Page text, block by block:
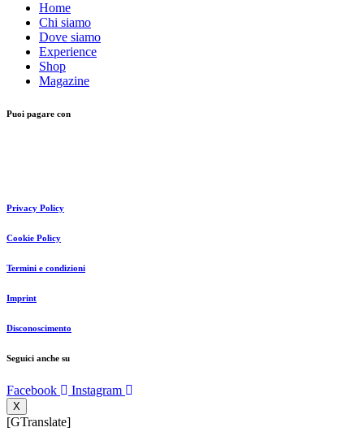
Home
Chi siamo
Dove siamo
Experience
Shop
Magazine
Puoi pagare con
Privacy Policy
Cookie Policy
Termini e condizioni
Imprint
Disconoscimento
Seguici anche su
Facebook Instagram
X
[GTranslate]